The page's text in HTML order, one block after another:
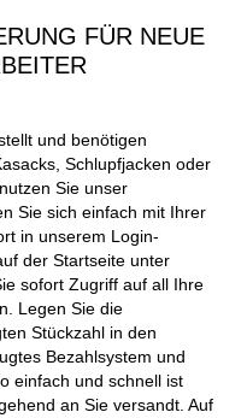
FÜR NEUE
und benötigen
Schlupfjacken oder
Sie unser
Sie sich einfach mit Ihrer
in unserem Login-
der Startseite unter
sofort Zugriff auf all Ihre
Legen Sie die
Stückzahl in den
Bezahlsystem und
einfach und schnell ist
an Sie versandt. Auf